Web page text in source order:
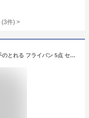
(3件) >
ティファール【オンライン限定】 取っ手のとれる フライパン 5点 セット ガス火対応 「インジニオ・ネオ フレーズグレー ベーシック セット5」 こびりつきにくい グレー L16190 ブラック